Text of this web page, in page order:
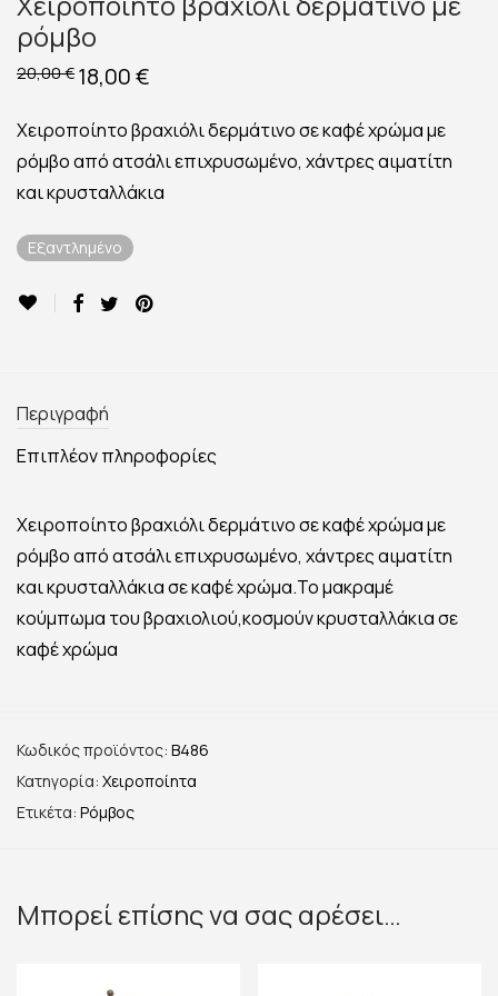
ρόμβο
20,00€ Original
price
20,00 €.
18,00€
είναι:
18,00 €.
Χειροποίητο βραχιόλι δερμάτινο σε καφέ χρώμα με
ρόμβο από ατσάλι επιχρυσωμένο, χάντρες αιματίτη
και κρυσταλλάκια
Εξαντλημένο
Περιγραφή
Επιπλέον πληροφορίες
Χειροποίητο βραχιόλι δερμάτινο σε καφέ χρώμα με
ρόμβο από ατσάλι επιχρυσωμένο, χάντρες αιματίτη
και κρυσταλλάκια σε καφέ χρώμα.Το μακραμέ
κούμπωμα του βραχιολιού,κοσμούν κρυσταλλάκια σε
καφέ χρώμα
Κωδικός προϊόντος: B486
Κατηγορία: Χειροποίητα
Ετικέτα: Ρόμβος
Μπορεί επίσης να σας αρέσει…